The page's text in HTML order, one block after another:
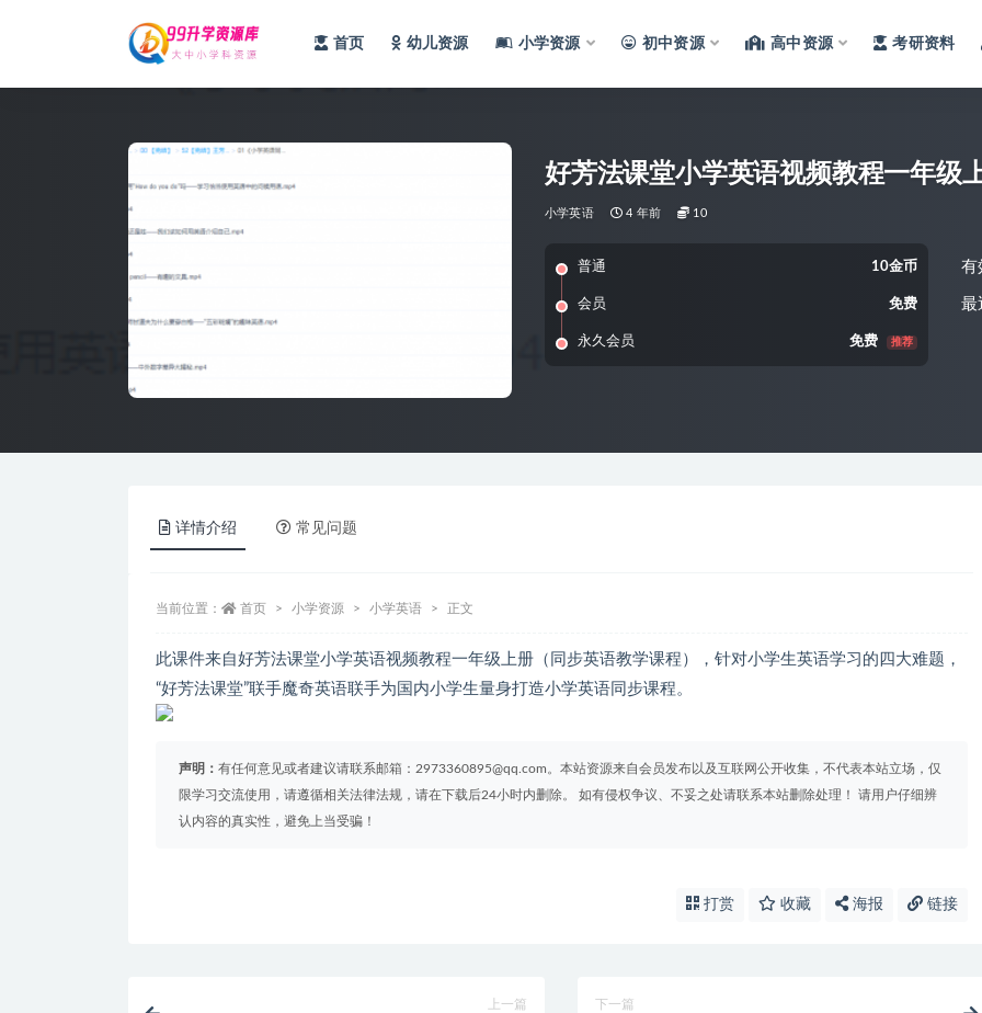
首页 幼儿资源 小学资源 初中资源 高中资源 考研资料
好芳法课堂小学英语视频教程一年级
小学英语 4 年前 10
普通 10金币
会员 免费
永久会员 免费 推荐
有
最
详情介绍 常见问题
当前位置： 首页 小学资源 小学英语 正文
此课件来自好芳法课堂小学英语视频教程一年级上册（同步英语教学课程），针对小学生英语学习的四大难题，
“好芳法课堂”联手魔奇英语联手为国内小学生量身打造小学英语同步课程。
声明： 有任何意见或者建议请联系邮箱：2973360895@qq.com。本站资源来自会员发布以及互联网公开收集，不代表本站立场，仅
限学习交流使用，请遵循相关法律法规，请在下载后24小时内删除。 如有侵权争议、不妥之处请联系本站删除处理！ 请用户仔细辨
认内容的真实性，避免上当受骗！
打赏 收藏 海报 链接
上一篇 下一篇